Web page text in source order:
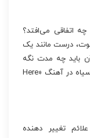
اتفاقی می‌افتد؟
درست مانند یک
باید چه مدت نگه
داشته شود. ببینید چگونه سکوت‌های کامل و سیاه در آهنگ «Here
تغییر دهنده